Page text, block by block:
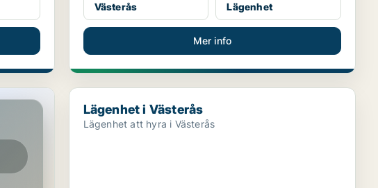
Västerås
Lägenhet
Mer info
Lägenhet i Västerås
Lägenhet i Västerås
Lägenhet att hyra i Västerås